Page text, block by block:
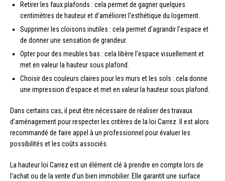
Retirer les faux plafonds : cela permet de gagner quelques
centimètres de hauteur et d’améliorer l’esthétique du logement.
Supprimer les cloisons inutiles : cela permet d’agrandir l’espace et
de donner une sensation de grandeur.
Opter pour des meubles bas : cela libère l’espace visuellement et
met en valeur la hauteur sous plafond.
Choisir des couleurs claires pour les murs et les sols : cela donne
une impression d’espace et met en valeur la hauteur sous plafond.
Dans certains cas, il peut être nécessaire de réaliser des travaux
d’aménagement pour respecter les critères de la loi Carrez. Il est alors
recommandé de faire appel à un professionnel pour évaluer les
possibilités et les coûts associés.
La hauteur loi Carrez est un élément clé à prendre en compte lors de
l’achat ou de la vente d’un bien immobilier. Elle garantit une surface